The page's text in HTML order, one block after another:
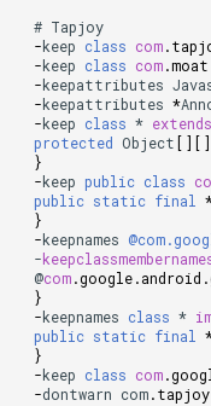
# Tapjoy
-keep class com.
-keep class com.moat
-keepattributes
-keepattributes *
-keep class * extends
protected Object [][]
}
-keep public class
public static final
}
-keepnames
-
@com.google.android .
}
-keepnames class *
public static final
}
-keep class com.
-dontwarn com.tapjoy